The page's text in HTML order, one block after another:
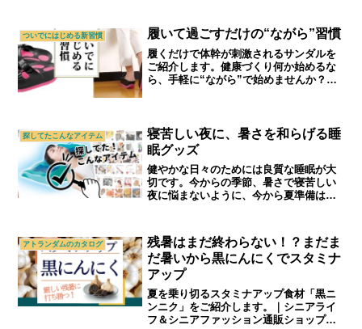
ついでにはじめる新習慣 履いて過ごすだけの“ながら”習慣
履くだけで体幹が刺激されるサンダルを
ご紹介します。健康づくり何か始めるな
ら、手軽に“ながら”で始めませんか？ま
探してたこんなアイテム
寝苦しい夜に、暑さを和らげる睡
眠グッズ
健やかな日々のためには良質な睡眠が大
切です。今からの季節、暑さで寝苦しい
夜に悩まないように、今から夏準備はじ
ム」
アトランダムのカタログ
残暑はまだ終わらない！？まだま
だ暑いから黒にんにくでスタミナ
アップ
夏を乗り切るスタミナアップ食材「黒ニ
ンニク」をご紹介します。｜シニアライ
フ＆シニアファッション通販ショップ